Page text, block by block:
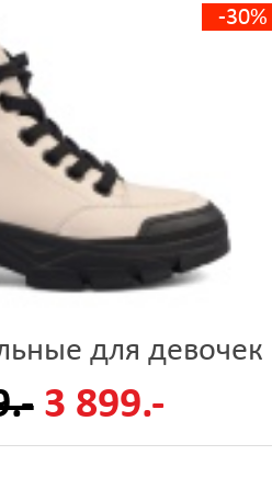
-30%
для девочек
3 899.-